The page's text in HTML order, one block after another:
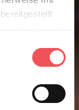
Webseite
und YouTube:
(TADPF)